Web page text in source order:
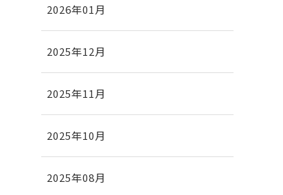
2026年01月
2025年12月
2025年11月
2025年10月
2025年08月